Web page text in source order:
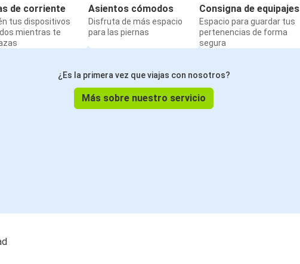
de corriente
tus dispositivos
mientras te
Asientos cómodos
Disfruta de más espacio
para las piernas
Consigna de equipajes
Espacio para guardar tus
pertenencias de forma
segura
¿Es la primera vez que viajas con nosotros?
Más sobre nuestro servicio